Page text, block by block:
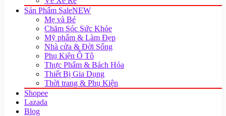
Sản Phẩm SaleNEW
Mẹ và Bé
Chăm Sóc Sức Khỏe
Mỹ phẩm & Làm Đẹp
Nhà cửa & Đời Sống
Phụ Kiện Ô Tô
Thực Phẩm & Bách Hóa
Thiết Bị Gia Dụng
Thời trang & Phụ Kiện
Shopee
Lazada
Blog